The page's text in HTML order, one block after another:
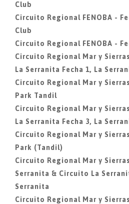
Club
Circuito Regional FENOBA -
Club
Circuito Regional FENOBA -
Circuito Regional Mar y
La Serranita Fecha 1, La
Circuito Regional Mar y
Park Tandil
Circuito Regional Mar y
La Serranita Fecha 3, La
Circuito Regional Mar y
Park (Tandil)
Circuito Regional Mar y
Serranita & Circuito La
Serranita
Circuito Regional Mar y